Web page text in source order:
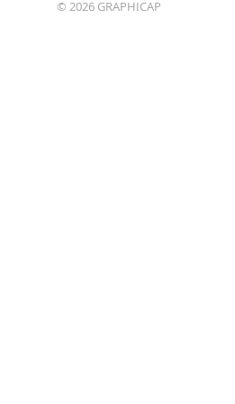
© 2026 GRAPHICAP